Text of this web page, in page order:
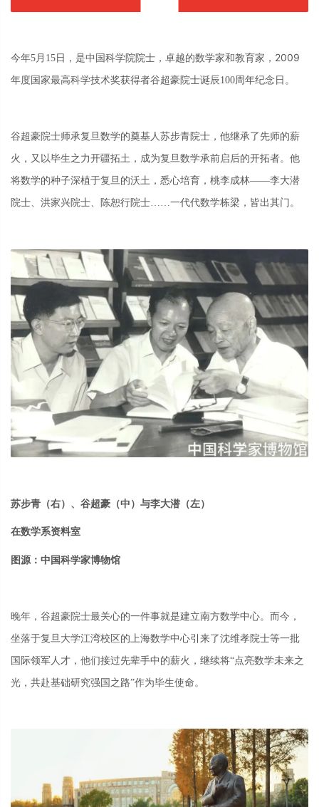
今年5月15日 ，是中国科学院院士 ，卓越的数学家和教育家， 2009
年度国家最高科学技术奖获得者谷超豪院士诞辰100周年纪念日。
谷超豪院士师承复旦数学的奠基人苏步青院士， 他继承了先师的薪
火，又以毕生之力开疆拓土，成为复旦数学承前启后的开拓者。他
将数学的种子深植于复旦的沃土，悉心培育，桃李成林——李大潜
院士、洪家兴院士、陈恕行院士……一代代数学栋梁，皆出其门。
苏步青（右）、谷超豪 （中） 与李大潜 （左）
在数学系资料室
图源：中国科学家博物馆
晚年， 谷超豪院士最关心的一件事就是建立南方数学中心。 而今 ，
坐落于复旦大学江湾校区的上海数学中心引来了沈维孝院士等一批
国际领军人才 ，他们接过先辈手中的薪火，继续将“点亮数学未来之
光，共赴基础研究强国之路”作为毕生使命。